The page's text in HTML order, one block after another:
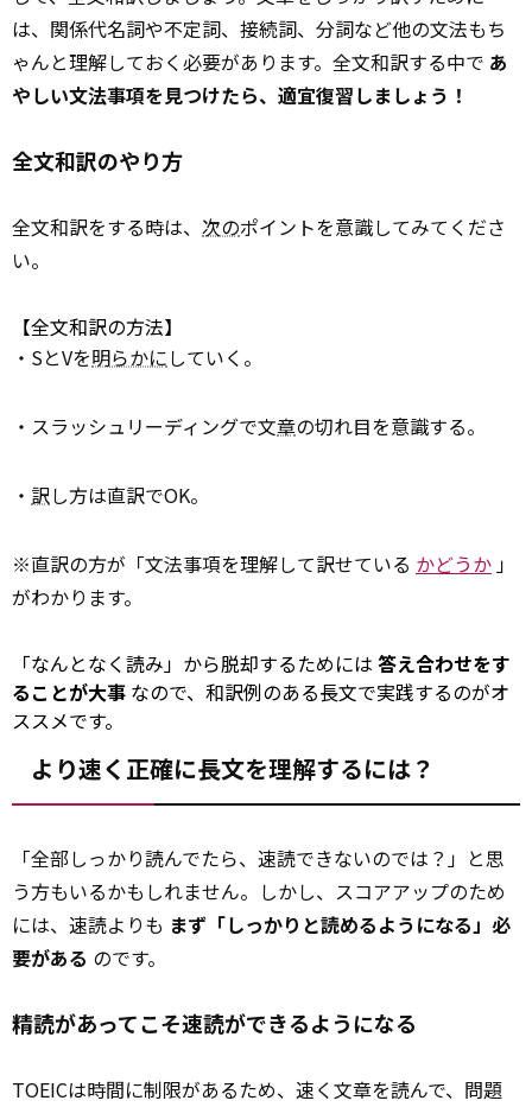
は、関係代名詞や不定詞、接続詞、分詞など他の文法もち
ゃんと理解しておく必要があります。全文和訳する中で あ
やしい文法事項を見つけたら、適宜復習しましょう！
全文和訳のやり方
全文和訳をする時は、 次のポイントを意識してみてくださ
い。
【全文和訳の方法】
・SとVを明らかにしていく。
・スラッシュリーディングで文章の切れ目を意識する。
・ 訳し方は直訳でOK。
※直訳の方が「文法事項を理解して訳せている かどうか 」
がわかります。
「なんとなく読み」から脱却するためには 答え合わせをす
ることが大事 なので、和訳例のある長文で実践するのがオ
ススメです。
より速く正確に長文を理解するには？
「全部しっかり読んでたら、速読できないのでは？」と思
う方もいるかもしれません。しかし、スコアアップのため
には、速読よりも まず「しっかりと読めるようになる」必
要がある のです。
精読があってこそ速読ができるようになる
TOEICは時間に制限があるため、速く文章を読んで、問題